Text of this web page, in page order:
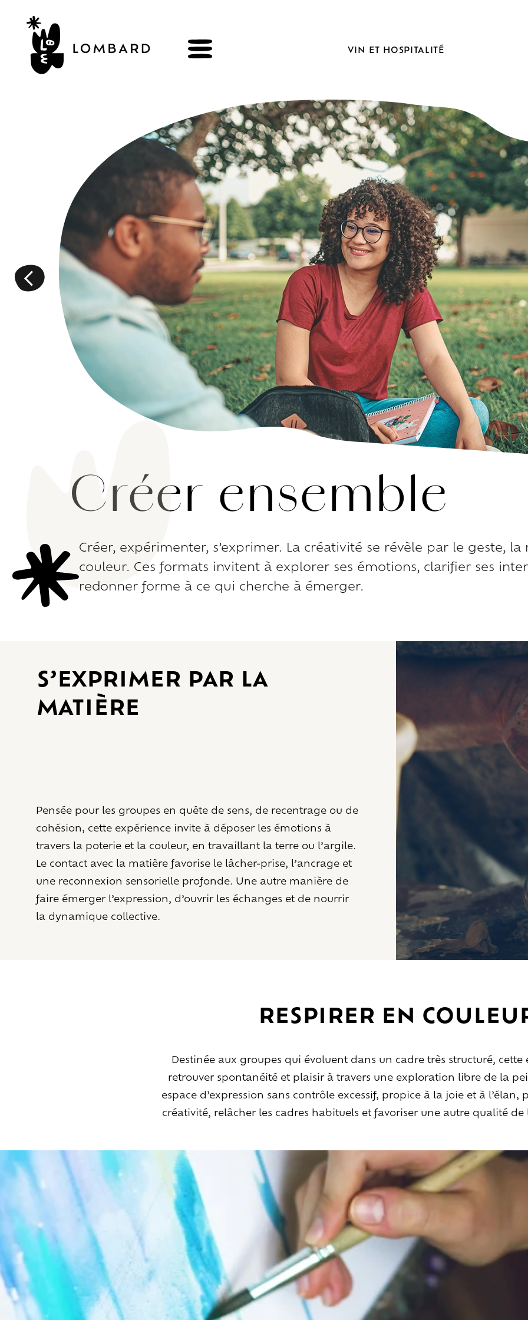
VIN ET HOSPITALITÉ
Explorerlesvins
Artisans du vivant
Brézème & Rhône Pluriel
Vignes & culture engagée
Gammes
de vin
Habiter la
Les espaces extérieurs
Les
espaces
intérieurs
Les chambres
Créer ensemble
Créer, expérimenter, s’exprimer. La créativité se révèle par le geste,
couleur. Ces formats invitent à explorer ses émotions, clarifier ses
redonner forme à ce qui cherche à émerger.
S’exprimer par la
matière
Pensée pour les groupes en quête de sens, de recentrage ou de
cohésion, cette expérience invite à déposer les émotions à
travers la poterie et la couleur, en travaillant la terre ou l’argile.
Le contact avec la matière favorise le lâcher-prise, l’ancrage et
une reconnexion sensorielle profonde. Une autre manière de
faire émerger l’expression, d’ouvrir les échanges et de nourrir
la dynamique collective.
Respirer en
Destinée aux groupes qui évoluent dans un cadre très structuré, cette
retrouver spontanéité et plaisir à travers une exploration libre de la
espace d’expression sans contrôle excessif, propice à la joie et à
créativité, relâcher les cadres habituels et favoriser une autre qualité